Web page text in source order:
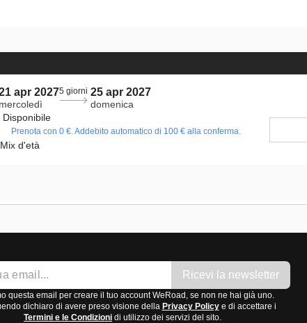
apr 2027
mercoledì
5 giorni 25 apr 2027
domenica
Disponibile
Prenota con 0 €. Addebito automatico di 100 € alla conferma.
Mix d'età
Ricevi la newsletter
questa email per creare il tuo account WeRoad, se non ne hai già uno.
dichiaro di avere preso visione della Privacy Policye di accettare i
Termini e le Condizioni di utilizzo dei servizi del sito.